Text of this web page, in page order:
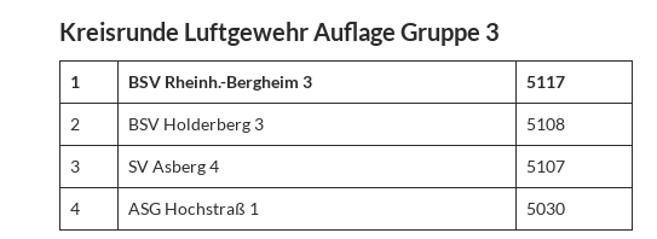
Kreisrunde Luftgewehr Auflage Gruppe 3
1 BSV Rheinh.-Bergheim 3 5117
2 BSV Holderberg 3 5108
3 SV Asberg 4 5107
4 ASG Hochstraß 1 5030